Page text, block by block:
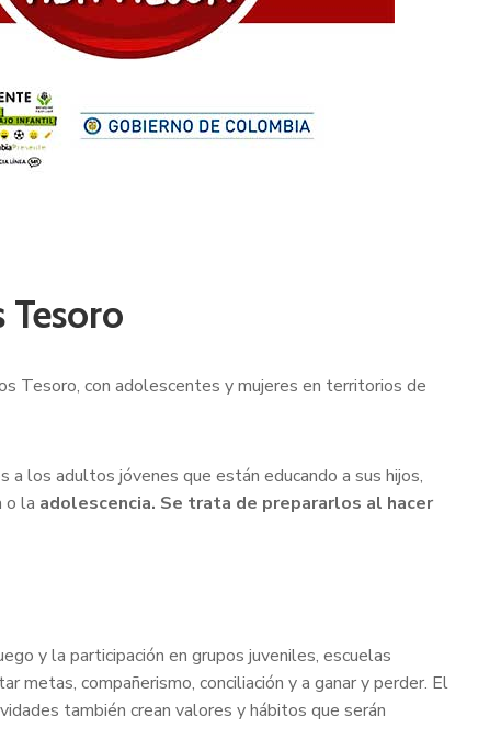
Tesoro, con adolescentes y mujeres en territorios de
a los adultos jóvenes que están educando a sus hijos,
o la adolescencia. Se trata de prepararlos al hacer
y la participación en grupos juveniles, escuelas
metas, compañerismo, conciliación y a ganar y perder. El
también crean valores y hábitos que serán